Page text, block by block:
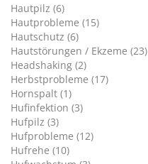
Hautpilz (6)
Hautprobleme (15)
Hautschutz (6)
Hautstörungen / Ekzeme (23)
Headshaking (2)
Herbstprobleme (17)
Hornspalt (1)
Hufinfektion (3)
Hufpilz (3)
Hufprobleme (12)
Hufrehe (10)